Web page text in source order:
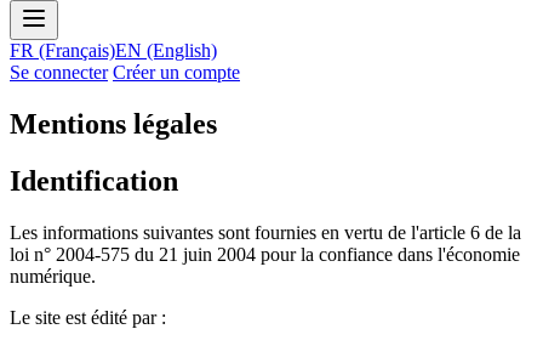
FR (Français)EN (English)
Se connecter Créer un compte
Mentions légales
Identification
Les informations suivantes sont fournies en vertu de l'article 6 de la
loi n° 2004-575 du 21 juin 2004 pour la confiance dans l'économie
numérique.
Le site est édité par :